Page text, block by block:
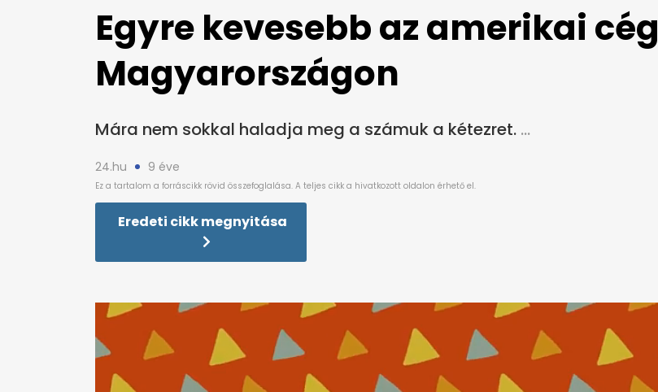
Egyre kevesebb az amerikai cég
Magyarországon
Mára nem sokkal haladja meg a számuk a kétezret.
24.hu 9 éve
Eredeti cikk megnyitása